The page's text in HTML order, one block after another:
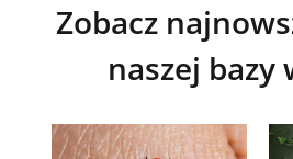
Zobacz
naszej bazy